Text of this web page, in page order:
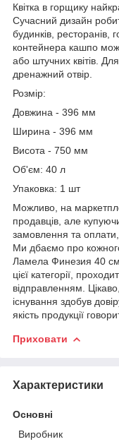
Квітка в горщику
Сучасний дизайн
будинків, ресторанів,
контейнера кашпо
або штучних квітів.
дренажний отвір.
Розмір:
Довжина - 396 мм
Ширина - 396 мм
Висота - 750 мм
Об'єм: 40 л
Упаковка: 1 шт
Можливо, на
продавців, але
замовлення та оплати,
Ми дбаємо про
Ламела Финезия 40 см
цієї категорії,
відправленням.
існування здобув
якість продукції
Приховати
Характеристики
Основні
Виробник